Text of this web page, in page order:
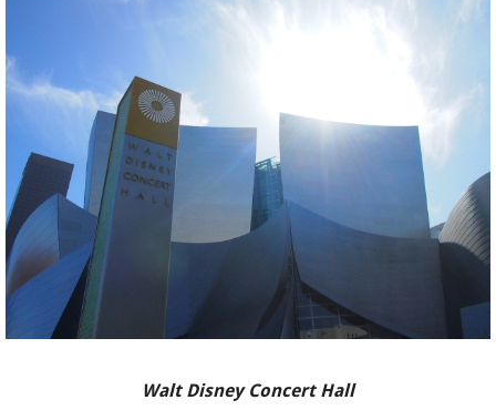
Walt Disney Concert Hall